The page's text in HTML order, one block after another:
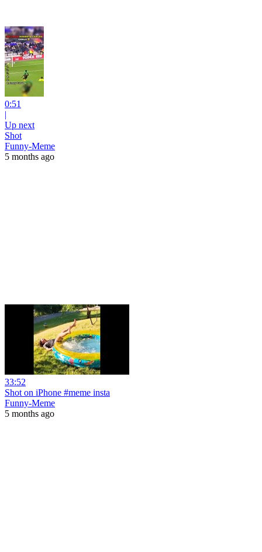
0:51
|
Up next
Shot
Funny-Meme
5 months ago
33:52
Shot on iPhone #meme insta
Funny-Meme
5 months ago